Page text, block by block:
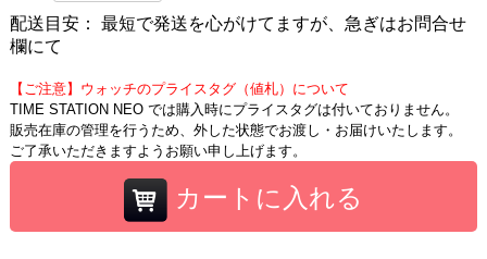
配送目安： 最短で発送を心がけてますが、急ぎはお問合せ
欄にて
【ご注意】ウォッチのプライスタグ（値札）について
TIME STATION NEO では購入時にプライスタグは付いておりません。
販売在庫の管理を行うため、外した状態でお渡し・お届けいたします。
ご了承いただきますようお願い申し上げます。
カートに入れる